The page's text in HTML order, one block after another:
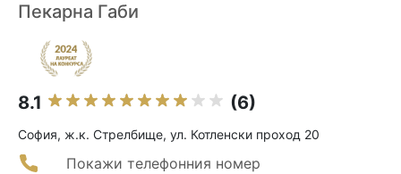
Пекарна Габи
8.1 (6)
София, ж.к. Стрелбище, ул. Котленски проход 20
Покажи телефонния номер